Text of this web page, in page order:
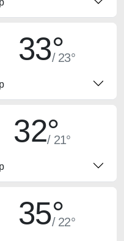
33°/ 23°
32°/ 21°
35°/ 22°